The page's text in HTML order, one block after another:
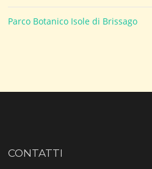
Parco Botanico Isole di Brissago
CONTATTI